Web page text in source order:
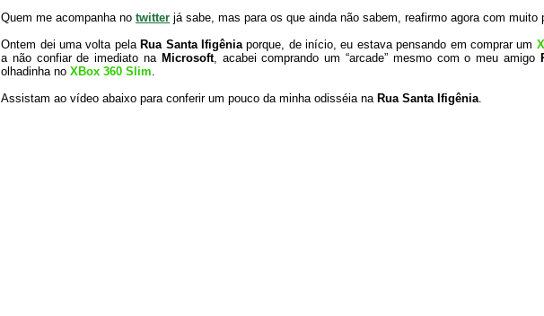
Quem me acompanha notwitter já sabe, mas para os que ainda não sabem, reafirmo agora com muito
Ontem dei uma volta pela Rua Santa Ifigêniaporque, de início, eu estava pensando em comprar um
a não confiar de imediato na Microsoft, acabei comprando um “arcade” mesmo com o meu amigo
olhadinha noXBox 360 Slim.
Assistam ao vídeo abaixo para conferir um pouco da minha odisséia na Rua Santa Ifigênia.